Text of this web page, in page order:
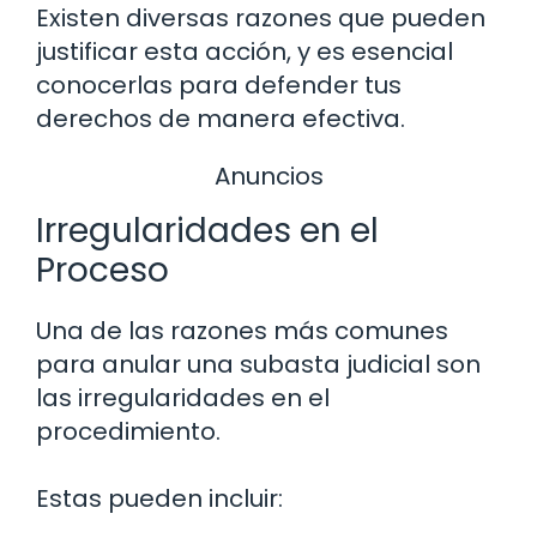
Existen diversas razones que pueden
justificar esta acción, y es esencial
conocerlas para defender tus
derechos de manera efectiva.
Anuncios
Irregularidades en el
Proceso
Una de las razones más comunes
para anular una subasta judicial son
las irregularidades en el
procedimiento.
Estas pueden incluir: